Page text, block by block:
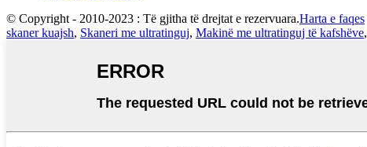
© Copyright - 2010-2023 : Të gjitha të drejtat e rezervuara.Harta e faqes
skaner kuajsh, Skaneri me ultratinguj, Makinë me ultratinguj të kafshëve,